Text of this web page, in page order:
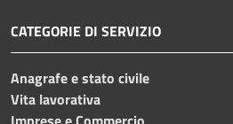
CATEGORIE DI SERVIZIO
Anagrafe e stato civile
Vita lavorativa